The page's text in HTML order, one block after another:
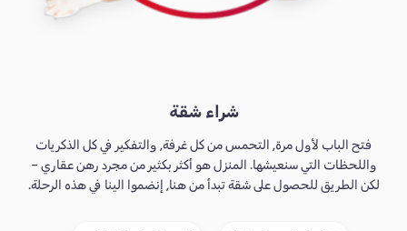
شراء شقة
فتح الباب لأول مرة, التحمس من كل غرفة, والتفكير في كل الذكريات
واللحظات التي سنعيشها. المنزل هو أكثر بكثير من مجرد رهن عقاري –
لكن الطريق للحصول على شقة تبدأ من هنا, إنضموا الينا في هذه الرحلة.